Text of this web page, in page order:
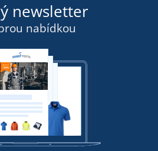
newsletter
nabídkou